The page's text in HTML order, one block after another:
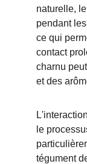
naturelle,
pendant
ce qui
contact
charnu
et des
le
tégument